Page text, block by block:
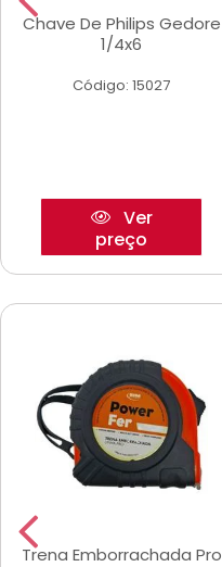
Chave De Philips Gedore
1/4x6
Código: 15027
Ver
preço
Trena Emborrachada Pro